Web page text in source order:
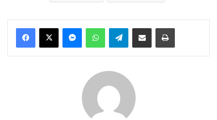
MessengerWhatsAppTelegramShare via Email Print